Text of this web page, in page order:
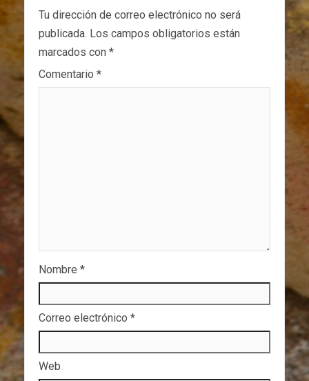
Tu dirección de correo electrónico no será
publicada. Los campos obligatorios están
marcados con *
Comentario *
Nombre *
Correo electrónico *
Web